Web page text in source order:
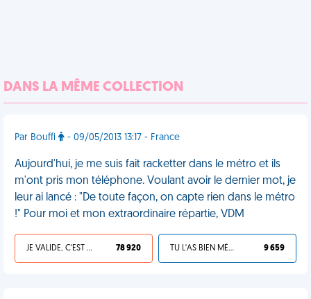
DANS LA MÊME COLLECTION
Par Bouffi - 09/05/2013 13:17 - France
Aujourd'hui, je me suis fait racketter dans le métro et ils
m'ont pris mon téléphone. Voulant avoir le dernier mot, je
leur ai lancé : "De toute façon, on capte rien dans le métro
!" Pour moi et mon extraordinaire répartie, VDM
JE VALIDE, C'EST UNE VDM 78 920 TU L'AS BIEN MÉRITÉ 9 659